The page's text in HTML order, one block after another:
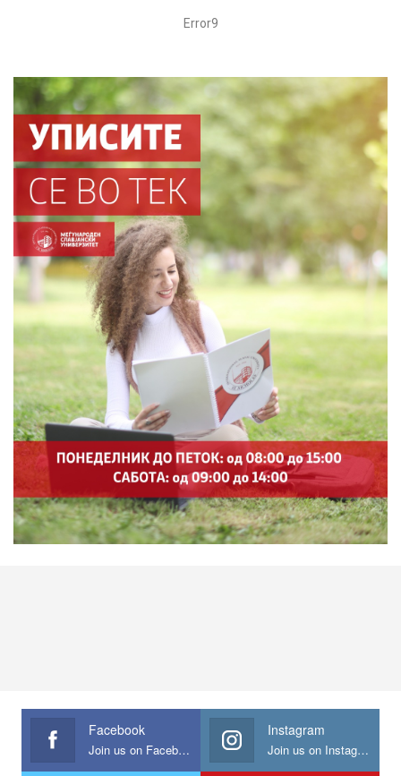
Error9
Facebook
Join us on Facebook
Instagram
Join us on Instagram